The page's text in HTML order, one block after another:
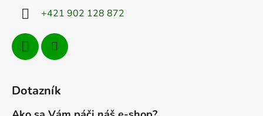
+421 902 128 872
Dotazník